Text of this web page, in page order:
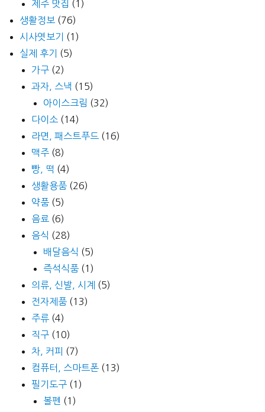
제주 맛집 (1)
생활정보 (76)
시사엿보기
(1)
실제 후기
(5)
가구 (2)
과자, 스낵 (15)
아이스크림 (32)
다이소 (14)
라면, 패스트푸드 (16)
맥주 (8)
빵, 떡 (4)
생활용품 (26)
약품 (5)
음료 (6)
음식 (28)
배달음식 (5)
즉석식품 (1)
의류, 신발, 시계
(5)
전자제품 (13)
주류 (4)
직구 (10)
차, 커피 (7)
컴퓨터, 스마트폰 (13)
필기도구 (1)
볼펜 (1)